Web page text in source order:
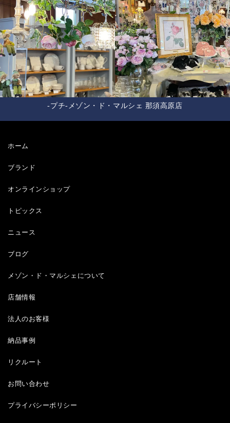
-プチ-メゾン・ド・マルシェ 那須高原店
ホーム
ブランド
オンラインショップ
トピックス
ニュース
ブログ
メゾン・ド・マルシェについて
店舗情報
法人のお客様
納品事例
リクルート
お問い合わせ
プライバシーポリシー